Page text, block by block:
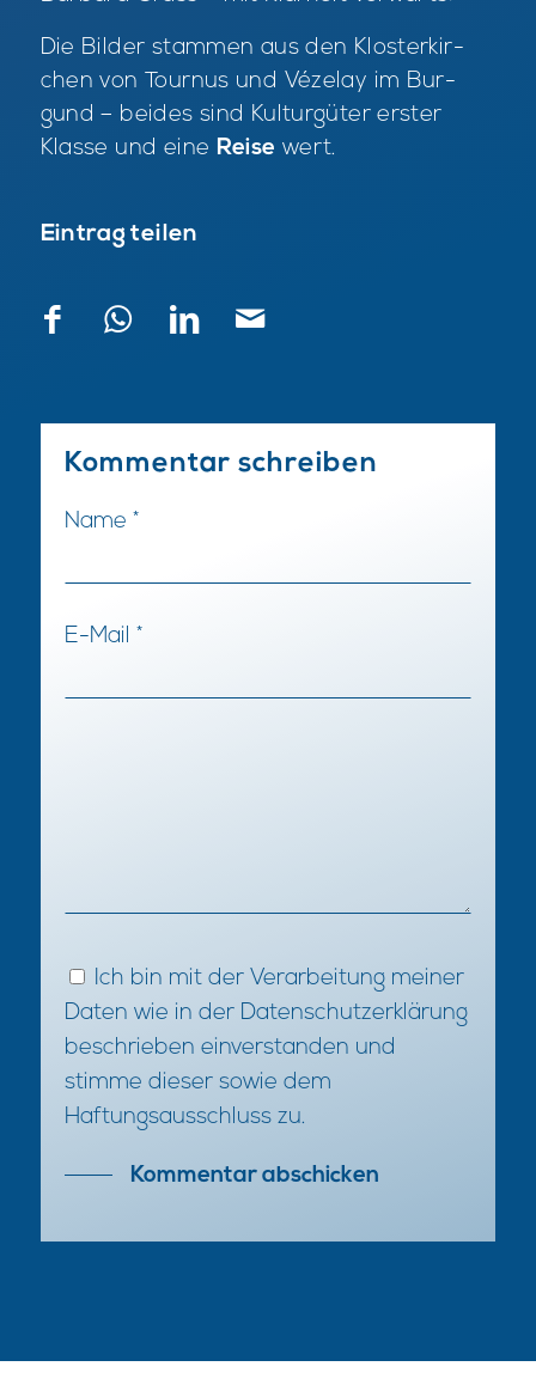
Die Bil­der stam­men aus den Klos­ter­kir­
chen von Tour­nus und Vézel­ay im Bur­
gund – bei­des sind Kul­tur­gü­ter ers­ter
Klas­se und eine Reise wert.
Eintrag teilen
Kommentar schreiben
Name *
E-Mail *
Ich bin mit der Verarbeitung meiner
Daten wie in der Datenschutzerklärung
beschrieben einverstanden und
stimme dieser sowie dem
Haftungsausschlusszu.